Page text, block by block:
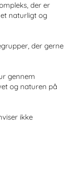
der er
naturligt og
der gerne
gennem
og naturen på
ikke